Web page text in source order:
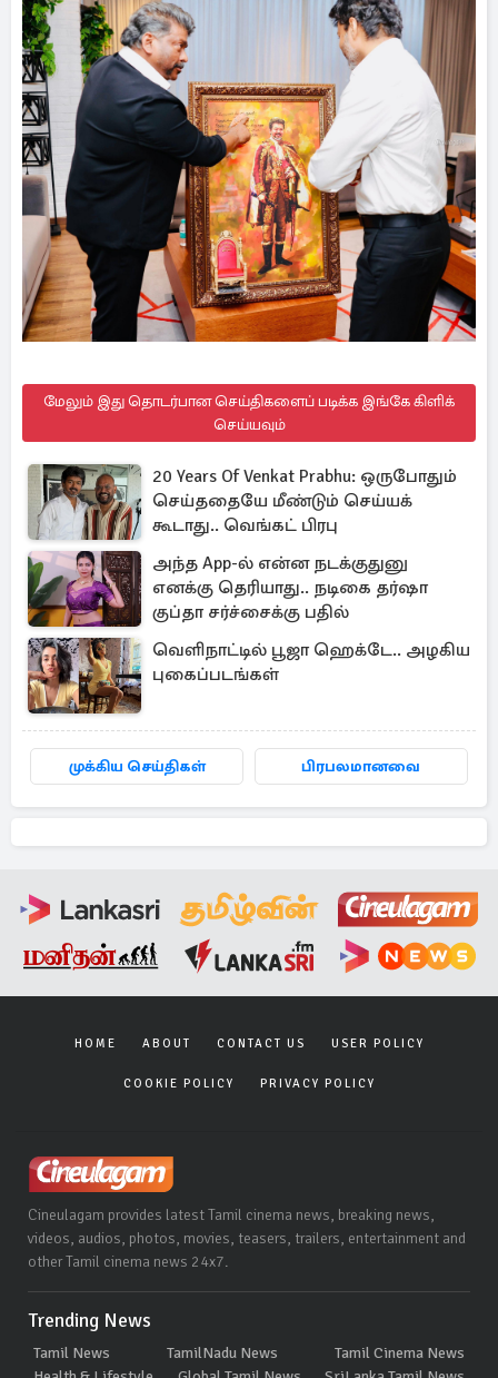
மேலும் இது தொடர்பான செய்திகளைப் படிக்க இங்கே கிளிக்
செய்யவும்
20 Years Of Venkat Prabhu: ஒருபோதும்
செய்ததையே மீண்டும் செய்யக்
கூடாது.. வெங்கட் பிரபு
அந்த App-ல் என்ன நடக்குதுனு
எனக்கு தெரியாது.. நடிகை தர்ஷா
குப்தா சர்ச்சைக்கு பதில்
வெளிநாட்டில் பூஜா ஹெக்டே.. அழகிய
புகைப்படங்கள்
முக்கிய செய்திகள் பிரபலமானவை
HOME ABOUT CONTACT US USER POLICY
COOKIE POLICY PRIVACY POLICY
Cineulagam provides latest Tamil cinema news, breaking news,
videos, audios, photos, movies, teasers, trailers, entertainment and
other Tamil cinema news 24x7.
Trending News
Tamil News TamilNadu News
Tamil Cinema News